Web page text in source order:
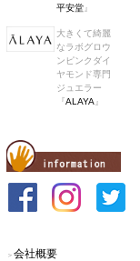
平安堂』
大きくて綺麗
なラボグロウ
ンピンクダイ
ヤモンド専門
ジュエラー
『ALAYA 』
＞ 会社概要